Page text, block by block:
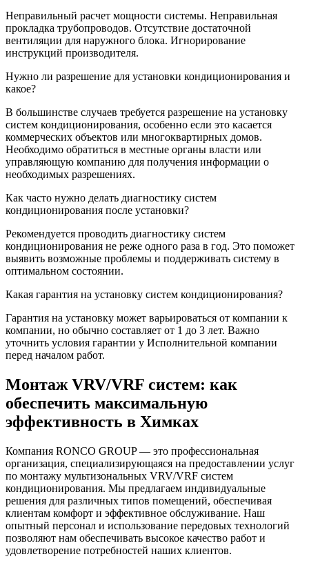
Неправильный расчет мощности системы. Неправильная
прокладка трубопроводов. Отсутствие достаточной
вентиляции для наружного блока. Игнорирование
инструкций производителя.
Нужно ли разрешение для установки кондиционирования и
какое?
В большинстве случаев требуется разрешение на установку
систем кондиционирования, особенно если это касается
коммерческих объектов или многоквартирных домов.
Необходимо обратиться в местные органы власти или
управляющую компанию для получения информации о
необходимых разрешениях.
Как часто нужно делать диагностику систем
кондиционирования после установки?
Рекомендуется проводить диагностику систем
кондиционирования не реже одного раза в год. Это поможет
выявить возможные проблемы и поддерживать систему в
оптимальном состоянии.
Какая гарантия на установку систем кондиционирования?
Гарантия на установку может варьироваться от компании к
компании, но обычно составляет от 1 до 3 лет. Важно
уточнить условия гарантии у Исполнительной компании
перед началом работ.
Монтаж VRV/VRF систем: как
обеспечить максимальную
эффективность в Химках
Компания RONCO GROUP — это профессиональная
организация, специализирующаяся на предоставлении услуг
по монтажу мультизональных VRV/VRF систем
кондиционирования. Мы предлагаем индивидуальные
решения для различных типов помещений, обеспечивая
клиентам комфорт и эффективное обслуживание. Наш
опытный персонал и использование передовых технологий
позволяют нам обеспечивать высокое качество работ и
удовлетворение потребностей наших клиентов.